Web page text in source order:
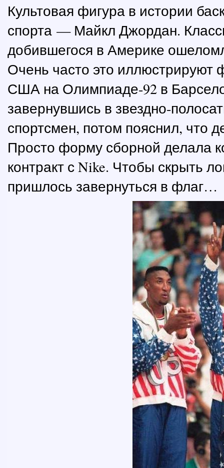
Культовая фигура в истории
спорта — Майкл Джордан.
добившегося в Америке
Очень часто это иллюстрируют
США на Олимпиаде-92 в
завернувшись в звездно-
спортсмен, потом пояснил, что
Просто форму сборной делала
контракт с Nike. Чтобы скрыть
пришлось завернуться в флаг…